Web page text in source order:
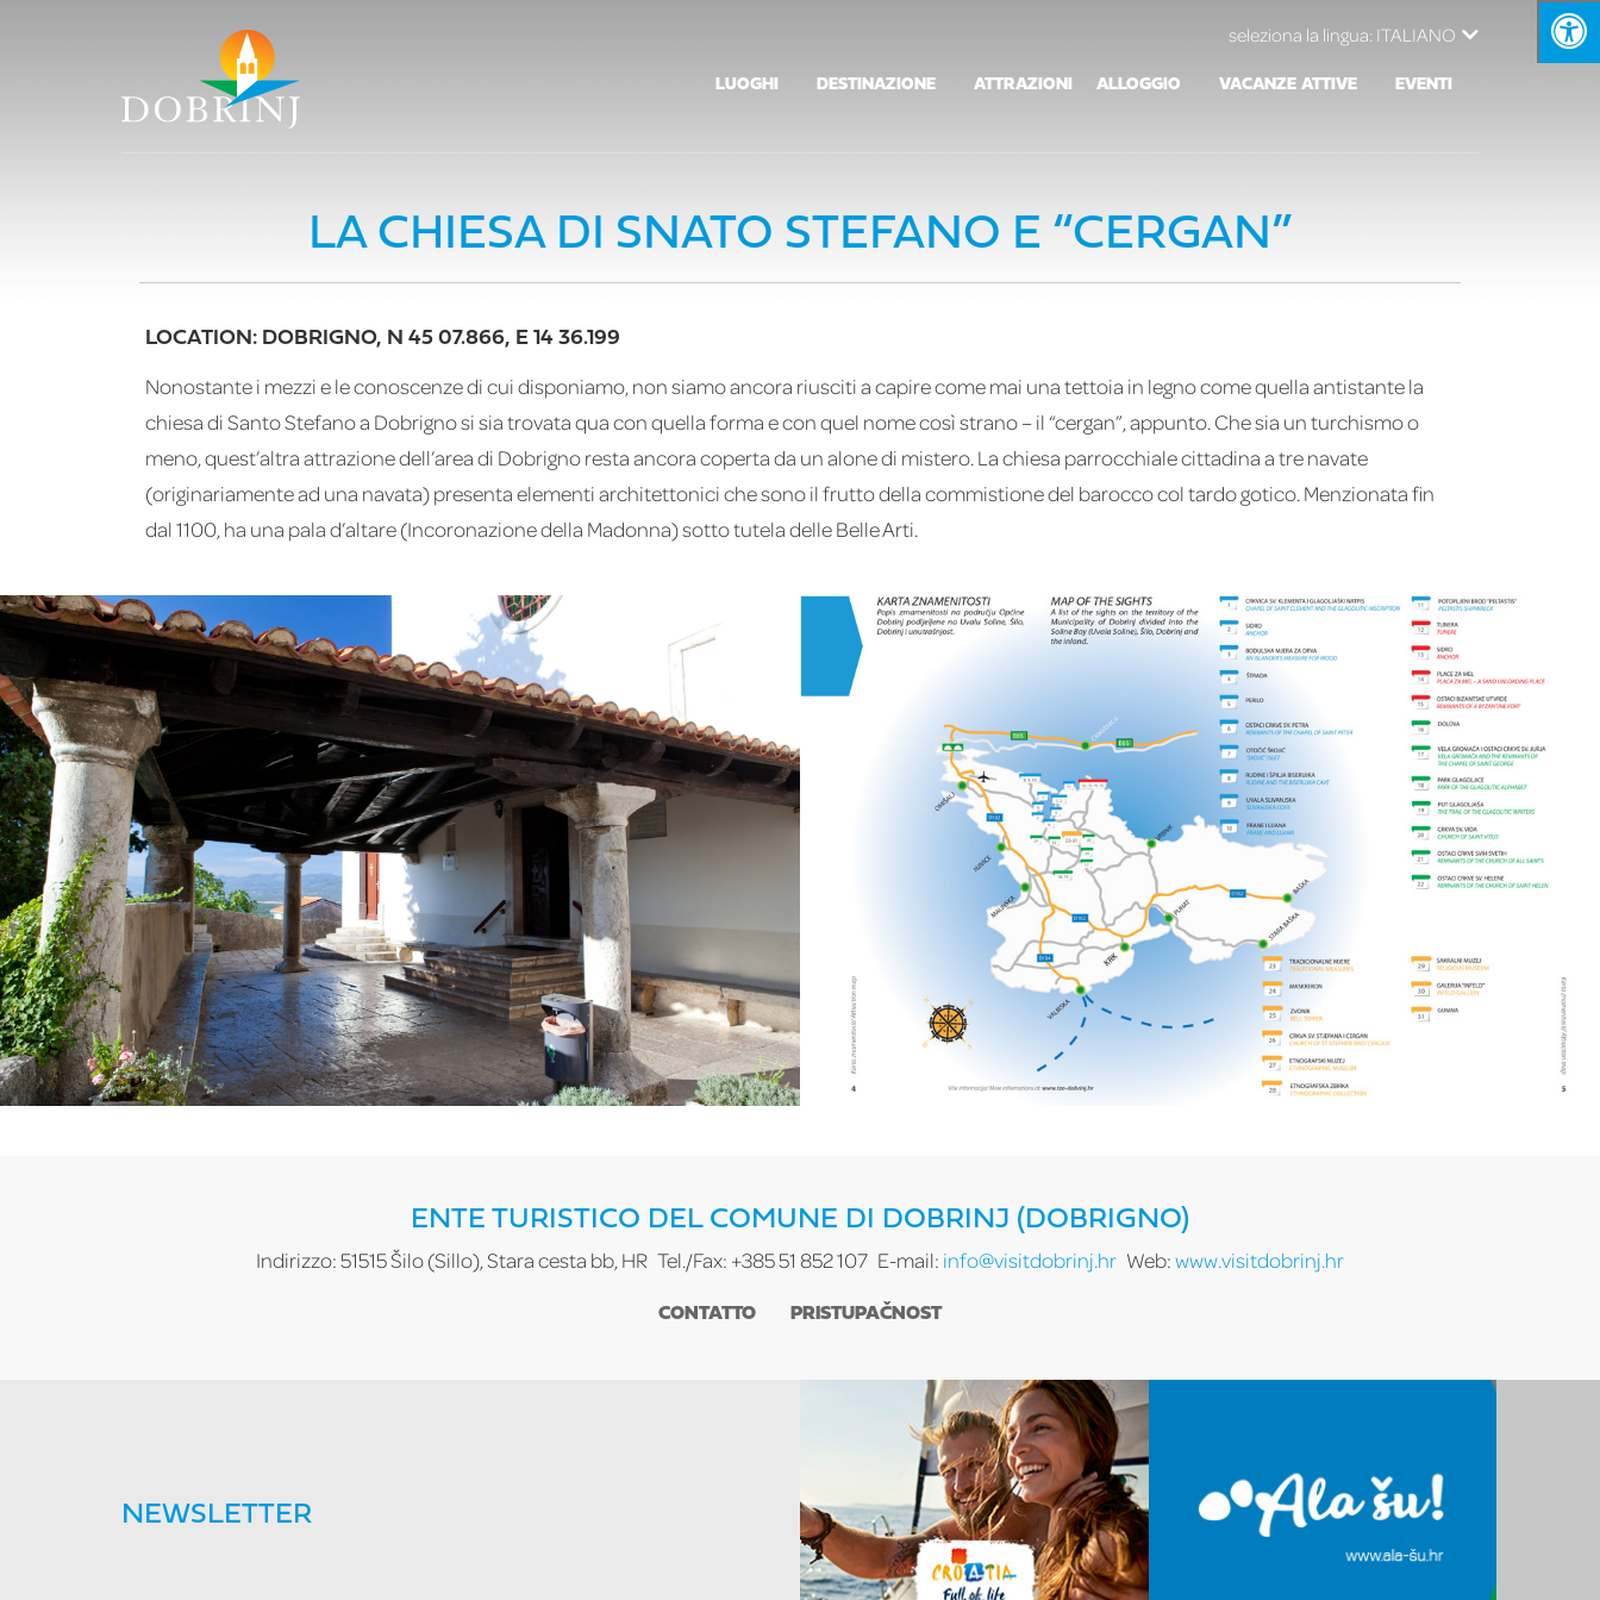
LUOGHI DESTINAZIONE ATTRAZIONI ALLOGGIO VACANZE ATTIVE EVENTI
seleziona la lingua:ITALIANO
LA CHIESA DI SNATO STEFANO E “CERGAN”
LOCATION: DOBRIGNO, N 45 07.866, E 14 36.199
Nonostante i mezzi e le conoscenze di cui disponiamo, non siamo ancora riusciti a capire come mai una tettoia in legno come quella antistante la
chiesa di Santo Stefano a Dobrigno si sia trovata qua con quella forma e con quel nome così strano – il “cergan”, appunto. Che sia un turchismo o
meno, quest’altra attrazione dell’area di Dobrigno resta ancora coperta da un alone di mistero. La chiesa parrocchiale cittadina a tre navate
(originariamente ad una navata) presenta elementi architettonici che sono il frutto della commistione del barocco col tardo gotico. Menzionata fin
dal 1100, ha una pala d’altare (Incoronazione della Madonna) sotto tutela delle Belle Arti.
ENTE TURISTICO DEL COMUNE DI DOBRINJ (DOBRIGNO)
Indirizzo: 51515 Šilo (Sillo), Stara cesta bb, HR Tel./Fax: +385 51 852 107 E-mail: info@visitdobrinj.hr Web:www.visitdobrinj.hr
CONTATTO PRISTUPAČNOST
NEWSLETTER